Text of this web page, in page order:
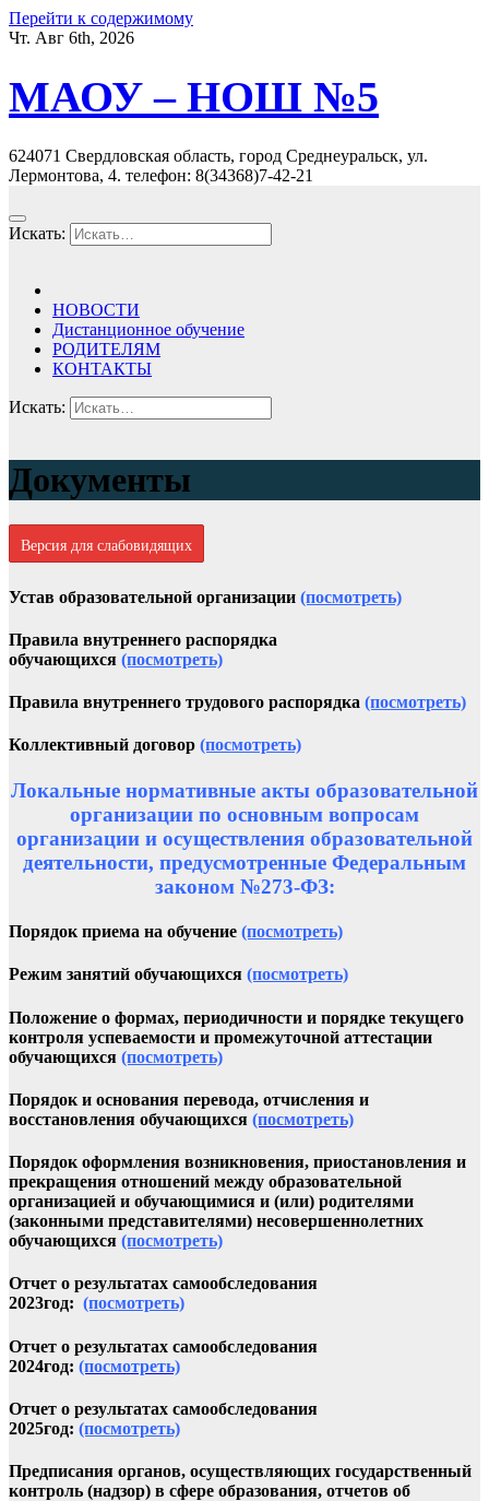
Перейти к содержимому
Чт. Авг 6th, 2026
МАОУ – НОШ №5
624071 Свердловская область, город Среднеуральск, ул.
Лермонтова, 4. телефон: 8(34368)7-42-21
Искать:
НОВОСТИ
Дистанционное обучение
РОДИТЕЛЯМ
КОНТАКТЫ
Искать:
Документы
Версия для слабовидящих
Устав образовательной организации (посмотреть)
Правила внутреннего распорядка
обучающихся (посмотреть)
Правила внутреннего трудового распорядка (посмотреть)
Коллективный договор (посмотреть)
Локальные нормативные акты образовательной
организации по основным вопросам
организации и осуществления образовательной
деятельности, предусмотренные Федеральным
законом №273-ФЗ:
Порядок приема на обучение (посмотреть)
Режим занятий обучающихся (посмотреть)
Положение о формах, периодичности и порядке текущего
контроля успеваемости и промежуточной аттестации
обучающихся (посмотреть)
Порядок и основания перевода, отчисления и
восстановления обучающихся (посмотреть)
Порядок оформления возникновения, приостановления и
прекращения отношений между образовательной
организацией и обучающимися и (или) родителями
(законными представителями) несовершеннолетних
обучающихся (посмотреть)
Отчет о результатах самообследования
2023год: (посмотреть)
Отчет о результатах самообследования
2024год: (посмотреть)
Отчет о результатах самообследования
2025год: (посмотреть)
Предписания органов, осуществляющих государственный
контроль (надзор) в сфере образования, отчетов об